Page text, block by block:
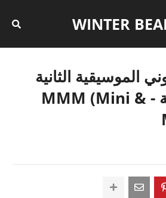
WINTER
الموسيقية الثانية
مترجمة للعربية - MMM (Mini &